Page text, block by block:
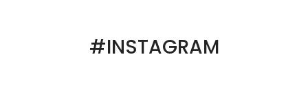
#INSTAGRAM